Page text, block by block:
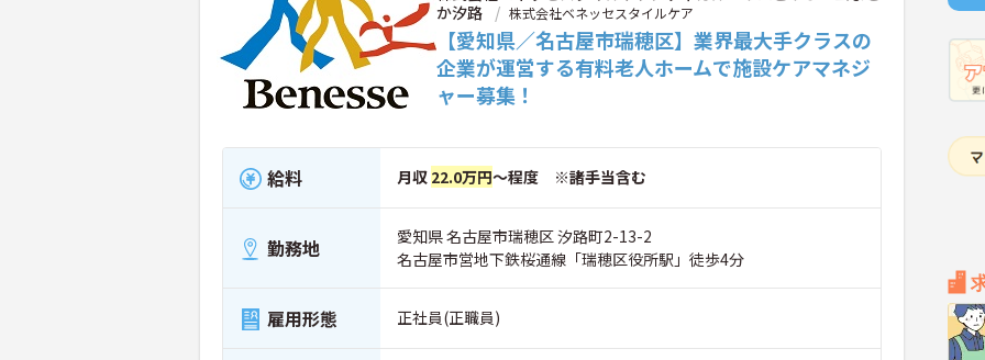
か汐路
株式会社ベネッセスタイルケア
【愛知県／名古屋市瑞穂区】業界最大手クラスの
企業が運営する有料老人ホームで施設ケアマネジ
ャー募集！
給料 月収 22.0万円～程度 ※諸手当含む
勤務地
愛知県 名古屋市瑞穂区 汐路町2-13-2
名古屋市営地下鉄桜通線「瑞穂区役所駅」徒歩4分
雇用形態 正社員(正職員)